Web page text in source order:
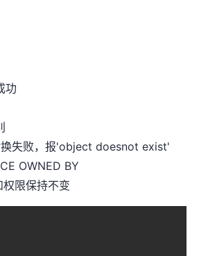
功
换失败，报'object doesnot exist'
OWNED BY
限保持不变